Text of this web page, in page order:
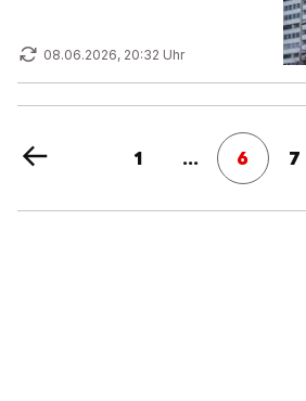
08.06.2026, 20:32 Uhr
1 ... 6 7